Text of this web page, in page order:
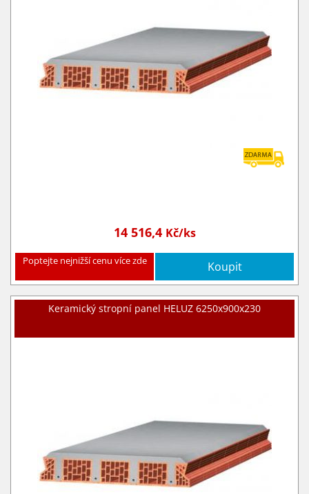
14 516,4 Kč/ks
Poptejte nejnižší cenu více zde Koupit
Keramický stropní panel HELUZ 6250x900x230